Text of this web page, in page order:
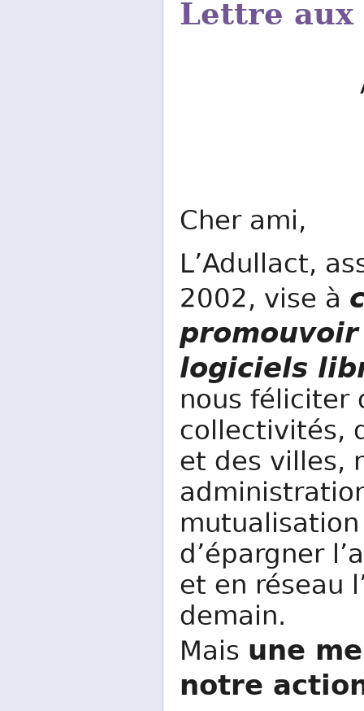
Lettre aux
Cher ami,
L’Adullact,
2002, vise à
logiciels
nous féliciter
collectivités,
et des villes,
d’épargner
et en réseau
demain.
Mais une
notre